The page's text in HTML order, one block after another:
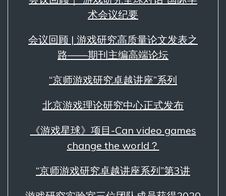
术会议纪要
会议回顾 | 游戏研究高质量论文发表之
路——期刊主编高端论坛
“京师游戏研究卓越讲座”系列
北京游戏理论研究中心正式发布
《游戏星球》项目-Can video games
change the world？
“京师游戏研究卓越讲座系列”第3讲